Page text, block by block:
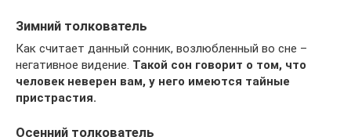
Зимний толкователь
Как считает данный сонник, возлюбленный во сне –
негативное видение. Такой сон говорит о том, что
человек неверен вам, у него имеются тайные
пристрастия.
Осенний толкователь